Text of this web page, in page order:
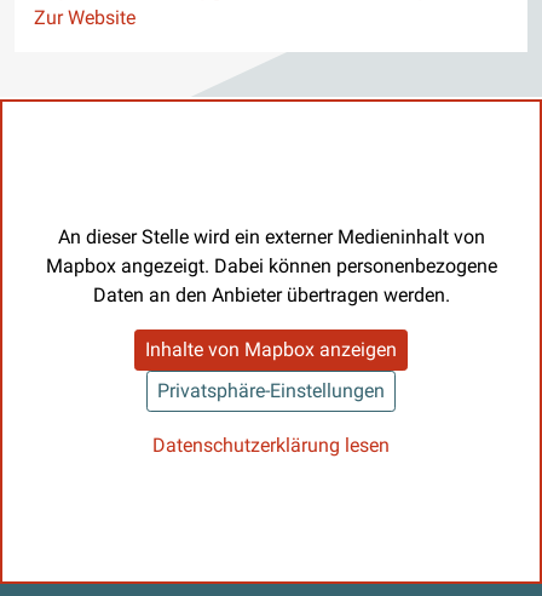
Website
Zur Website
An dieser Stelle wird ein externer Medieninhalt von
Mapbox angezeigt. Dabei können personenbezogene
Daten an den Anbieter übertragen werden.
Inhalte von Mapbox anzeigen
Privatsphäre-Einstellungen
Datenschutzerklärung lesen